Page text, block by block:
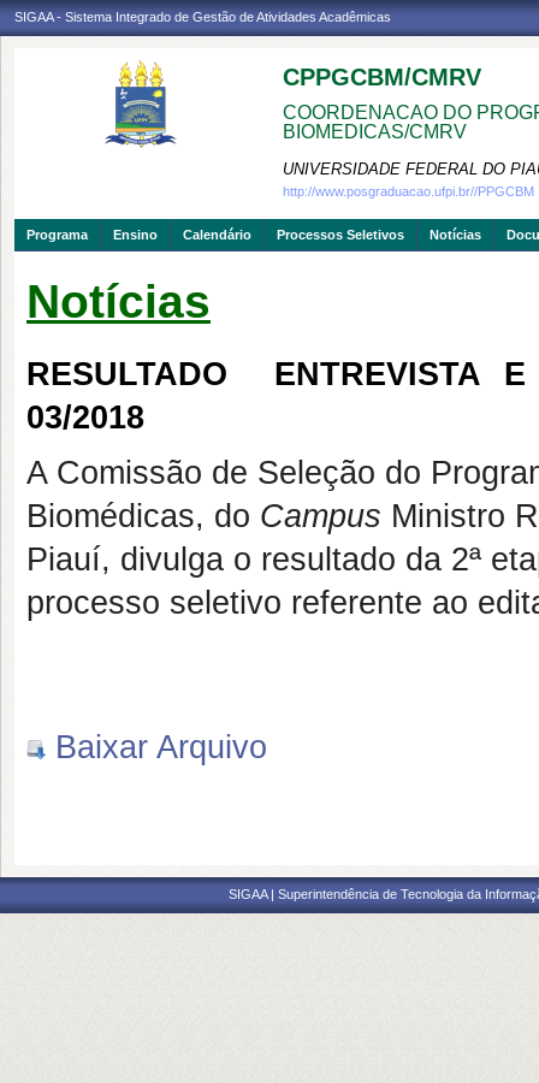
SIGAA - Sistema Integrado de Gestão de Atividades Acadêmicas
CPPGCBM/CMRV
COORDENACAO DO
BIOMEDICAS/CMRV
UNIVERSIDADE FEDERAL DO
http://www.posgraduacao.ufpi.br//PPGCBM
Programa Ensino Calendário Processos Seletivos Notícias
Notícias
RESULTADO  ENTREVISTA
03/2018
A Comissão de Seleção do
Biomédicas, do Campus Ministro
Piauí, divulga o resultado da 2ª
processo seletivo referente ao
Baixar Arquivo
SIGAA | Superintendência de Tecnologia da